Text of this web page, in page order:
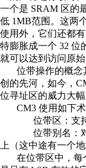
一个是 SRAM 区的
低 1MB范围。这两
使用外，它们还都
特膨胀成一个 32 位
就可以达到访问原始
位带操作的概念
创的先河，如今，
位寻址区的威力大幅
CM3 使用如下术
位带区：支持
位带别名：对别
上（这中途有一个
在位带区中，每